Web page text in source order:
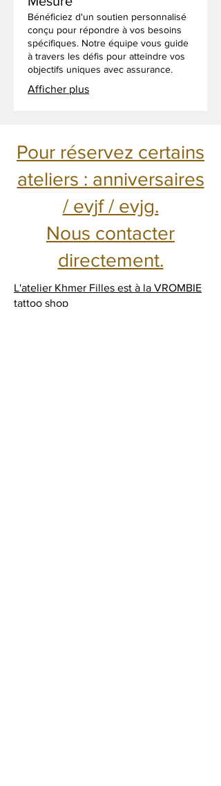
Bénéficiez d'un soutien personnalisé
conçu pour répondre à vos besoins
spécifiques. Notre équipe vous guide
à travers les défis pour atteindre vos
objectifs uniques avec assurance.
Afficher plus
Pour réservez certains
ateliers : anniversaires
/ evjf / evjg.
Nous contacter
directement.
L'atelier Khmer Filles est à la VROMBIE
tattoo shop